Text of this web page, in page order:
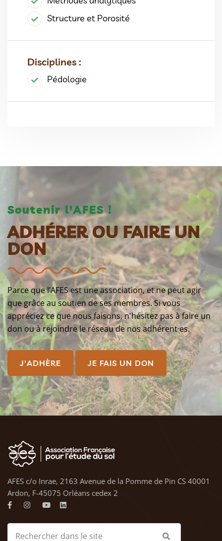
Structure et Porosité
Disciplines :
Pédologie
Soutenir l'AFES !
ADHÉRER OU FAIRE UN
DON
Parce que l’AFES est une association, et ne peut agir
que grâce au soutien de ses membres. Si vous
appréciez ce que nous faisons, n'hésitez pas à faire un
don ou à rejoindre le réseau de nos adhérent·es.
J'ADHÈRE JE FAIS UN DON
AFES c/o Inrae, 2163 Avenue de la Pomme de Pin CS 40001
Ardon, F-45075 Orléans cedex 2